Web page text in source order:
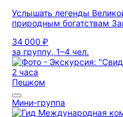
Услышать легенды
природным богатствам
34 000 ₽
за группу, 1–4 чел.
2 часа
Пешком
Мини-группа